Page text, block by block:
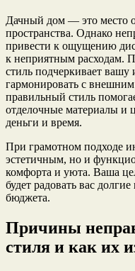
Дачный дом — это место
пространства. Однако
привести к ощущению
к неприятным расходам.
стиль подчеркивает
гармонировать с
правильный стиль
отделочные материалы и
деньги и время.
При грамотном подходе
эстетичным, но и
комфорта и уюта. Ваша
будет радовать вас
бюджета.
Причины
стиля и как их